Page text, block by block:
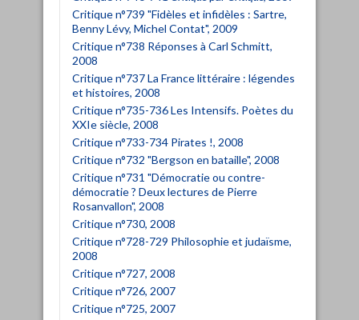
Critique n°739 "Fidèles et infidèles : Sartre,
Benny Lévy, Michel Contat", 2009
Critique n°738 Réponses à Carl Schmitt,
2008
Critique n°737 La France littéraire : légendes
et histoires, 2008
Critique n°735-736 Les Intensifs. Poètes du
XXIe siècle, 2008
Critique n°733-734 Pirates !, 2008
Critique n°732 "Bergson en bataille", 2008
Critique n°731 "Démocratie ou contre-
démocratie ? Deux lectures de Pierre
Rosanvallon", 2008
Critique n°730, 2008
Critique n°728-729 Philosophie et judaïsme,
2008
Critique n°727, 2008
Critique n°726, 2007
Critique n°725, 2007